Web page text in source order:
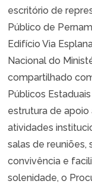
escritório de
Público de
Edifício Via
Nacional do
compartilhado
Públicos
estrutura de
atividades
salas de reuniões,
convivência e
solenidade, o